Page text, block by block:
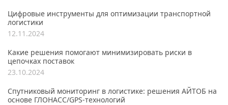
Цифровые инструменты для оптимизации транспортной
логистики
12.11.2024
Какие решения помогают минимизировать риски в
цепочках поставок
23.10.2024
Спутниковый мониторинг в логистике: решения АЙТОБ на
основе ГЛОНАСС/GPS-технологий